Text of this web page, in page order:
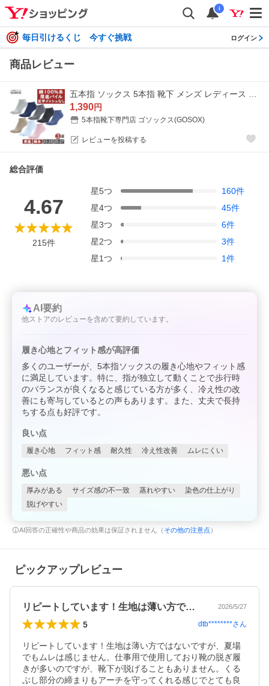
i
毎日引けるくじ 今すぐ挑戦 ログイン
商品レビュー
1,390円
5本指靴下専門店 ゴソックス(GOSOX)
レビューを投稿する
総合評価
4.67
215件
星5つ 160件
星4つ 45件
星3つ 6件
星2つ 3件
星1つ 1件
AI要約
他ストアのレビューを含めて要約しています。
履き心地とフィット感が高評価
多くのユーザーが、5本指ソックスの履き心地やフィット感
に満足しています。特に、指が独立して動くことで歩行時
のバランスが良くなると感じている方が多く、冷え性の改
善にも寄与しているとの声もあります。また、丈夫で長持
ちする点も好評です。
良い点
履き心地 フィット感 耐久性 冷え性改善 ムレにくい
悪い点
厚みがある サイズ感の不一致 蒸れやすい
染色の仕上がり
脱げやすい
AI回答の正確性や商品の効果は保証されません（ その他の注意点 ）
ピックアップレビュー
リピートしています！生地は薄い方ではな… 2026/5/27
5 dtb********さん
リピートしています！生地は薄い方ではないですが、夏場
でもムレは感じません。仕事用で使用しており靴の脱ぎ履
きが多いのですが、靴下が脱げることもありません。くる
ぶし部分の締まりもアーチを守ってくれる感じでとても良